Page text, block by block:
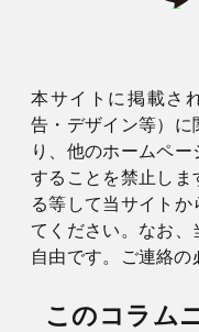
本サイトに掲載さ
告・デザイン等）に
り、他のホームペ
することを禁止し
る等して当サイト
てください。なお
自由です。ご連絡の
このコラム